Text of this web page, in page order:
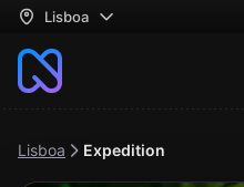
Lisboa
Lisboa Expedition